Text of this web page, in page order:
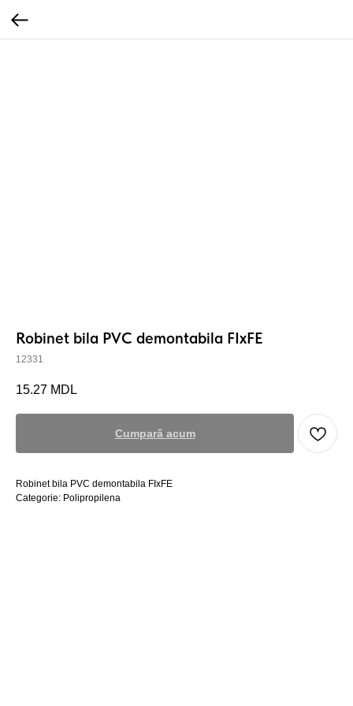
Robinet bila PVC demontabila FIxFE
12331
15.27 MDL
Cumpară acum
Robinet bila PVC demontabila FIxFE
Categorie: Polipropilena